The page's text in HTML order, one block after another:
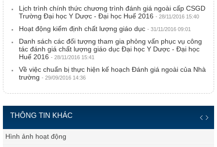
Lịch trình chính thức chương trình đánh giá ngoài cấp CSGD
Trường Đại học Y Dược - Đại học Huế 2016 - 28/11/2016 15:40
Hoạt động kiểm định chất lượng giáo dục - 31/11/2016 09:01
Danh sách các đối tượng tham gia phỏng vấn phục vụ công
tác đánh giá chất lượng giáo dục Đại học Y Dược - Đại học
Huế 2016 - 28/11/2016 15:41
Về việc chuẩn bị thực hiện kế hoạch Đánh giá ngoài của Nhà
trường - 29/09/2016 14:36
THÔNG TIN KHÁC
Hình ảnh hoạt động